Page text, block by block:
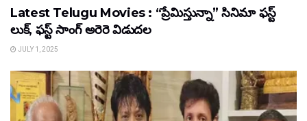
Latest Telugu Movies : “ప్రేమిస్తున్నా” సినిమా ఫస్ట్
లుక్, ఫస్ట్ సాంగ్ అరెరె విడుదల
JULY 1, 2025